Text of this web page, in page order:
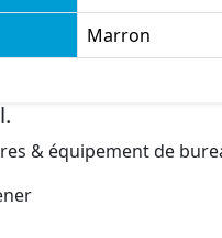
Marron
& équipement de